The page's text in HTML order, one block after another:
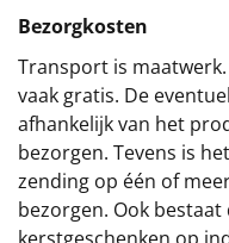
Bezorgkosten
Transport is
vaak gratis. De
afhankelijk van het
bezorgen. Tevens is
zending op één of
bezorgen. Ook